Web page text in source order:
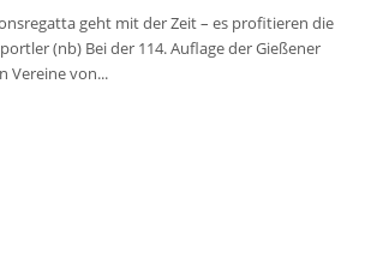
geht mit der Zeit – es profitieren die
(nb) Bei der 114. Auflage der Gießener
Vereine von...